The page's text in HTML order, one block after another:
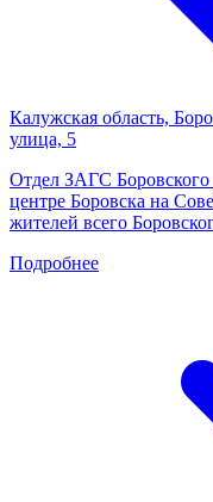
Калужская область,
улица, 5
Отдел ЗАГС Боровского
центре Боровска на
жителей всего
Подробнее